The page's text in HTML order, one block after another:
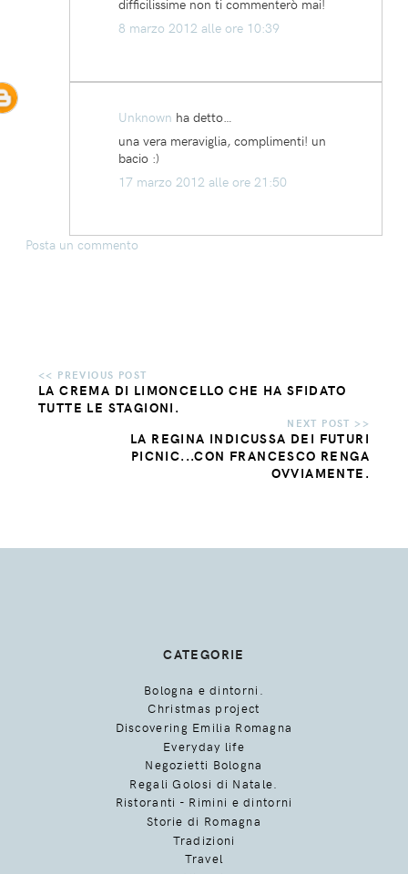
difficilissime non ti commenterò mai!
8 marzo 2012 alle ore 10:39
Unknown ha detto…
una vera meraviglia, complimenti! un
bacio :)
17 marzo 2012 alle ore 21:50
Posta un commento
LA CREMA DI LIMONCELLO CHE HA SFIDATO
TUTTE LE STAGIONI.
LA REGINA INDICUSSA DEI FUTURI
PICNIC...CON FRANCESCO RENGA
OVVIAMENTE.
CATEGORIE
Bologna e dintorni.
Christmas project
Discovering Emilia Romagna
Everyday life
Negozietti Bologna
Regali Golosi di Natale.
Ristoranti - Rimini e dintorni
Storie di Romagna
Tradizioni
Travel